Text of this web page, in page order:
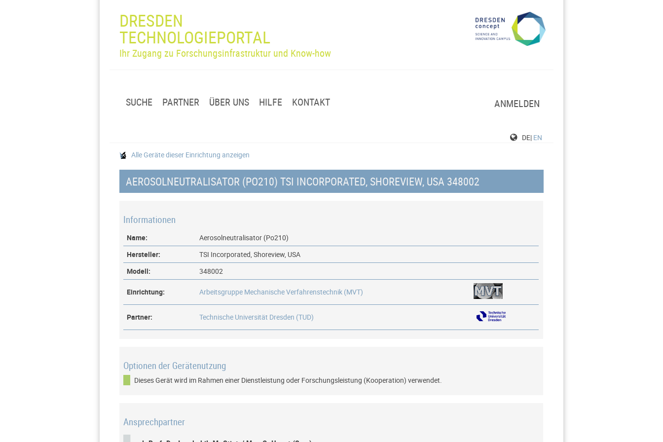
DRESDEN
TECHNOLOGIEPORTAL
Ihr Zugang zu Forschungsinfrastruktur und Know-how
SUCHE PARTNER ÜBER UNS HILFE KONTAKT ANMELDEN
DE| EN
Alle Geräte dieser Einrichtung anzeigen
AEROSOLNEUTRALISATOR (PO210) TSI INCORPORATED, SHOREVIEW, USA 348002
Informationen
Name:
Aerosolneutralisator (Po210)
Hersteller:
TSI Incorporated, Shoreview, USA
Modell:
348002
Einrichtung: Arbeitsgruppe Mechanische Verfahrenstechnik (MVT)
Partner: Technische Universität Dresden (TUD)
Optionen der Gerätenutzung
Dieses Gerät wird im Rahmen einer Dienstleistung oder Forschungsleistung (Kooperation) verwendet.
Ansprechpartner